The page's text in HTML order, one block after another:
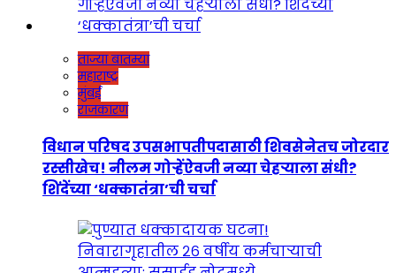
ताज्या बातम्या
महाराष्ट्र
मुंबई
राजकारण
विधान परिषद उपसभापतीपदासाठी शिवसेनेतच जोरदार
रस्सीखेच! नीलम गोऱ्हेंऐवजी नव्या चेहऱ्याला संधी?
शिंदेंच्या ‘धक्कातंत्रा’ची चर्चा